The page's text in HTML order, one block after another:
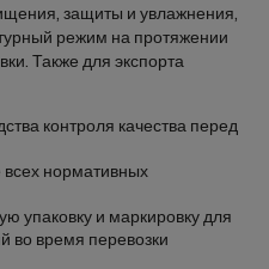
защиты и увлажнения,
режим на протяжении
Также для экспорта
контроля качества перед
нормативных
упаковку и маркировку для
во время перевозки